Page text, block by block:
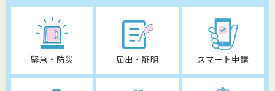
緊急・防災 届出・証明 スマート申請